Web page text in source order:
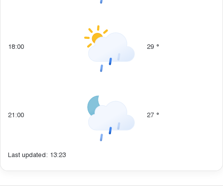
18:00 29 °
21:00 27 °
Last updated: 13:23